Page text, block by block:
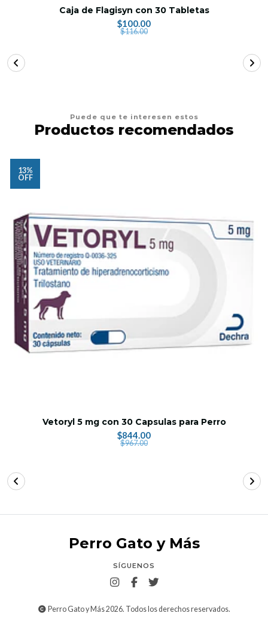
Caja de Flagisyn con 30 Tabletas
$100.00
$116.00
Puede que te interesen estos
Productos recomendados
13%
OFF
Vetoryl 5 mg con 30 Capsulas para Perro
$844.00
$967.00
Perro Gato y Más
SÍGUENOS
Perro Gato y Más 2026. Todos los derechos reservados.